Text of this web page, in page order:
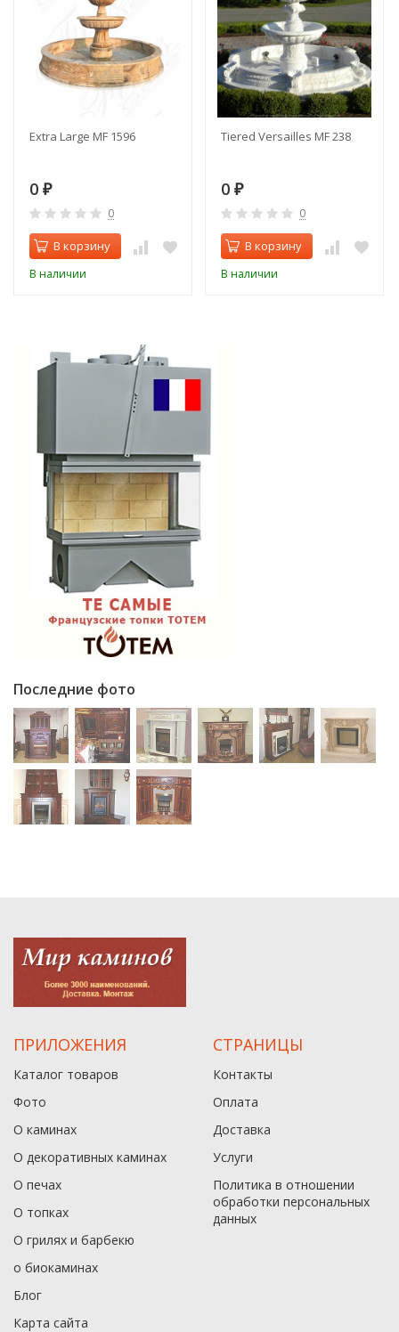
Extra Large MF 1596
0 ₽
0
В корзину
В наличии
Tiered Versailles MF 238
0 ₽
0
В корзину
В наличии
Последние фото
ПРИЛОЖЕНИЯ
Каталог товаров
Фото
О каминах
О декоративных каминах
О печах
О топках
О грилях и барбекю
о биокаминах
Блог
Карта сайта
СТРАНИЦЫ
Контакты
Оплата
Доставка
Услуги
Политика в отношении
обработки персональных
данныx